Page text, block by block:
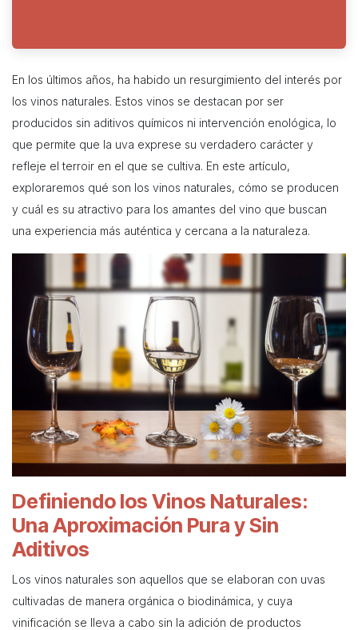
En los últimos años, ha habido un resurgimiento del interés por
los vinos naturales. Estos vinos se destacan por ser
producidos sin aditivos químicos ni intervención enológica, lo
que permite que la uva exprese su verdadero carácter y
refleje el terroir en el que se cultiva. En este artículo,
exploraremos qué son los vinos naturales, cómo se producen
y cuál es su atractivo para los amantes del vino que buscan
una experiencia más auténtica y cercana a la naturaleza.
Definiendo los Vinos Naturales:
Una Aproximación Pura y Sin
Aditivos
Los vinos naturales son aquellos que se elaboran con uvas
cultivadas de manera orgánica o biodinámica, y cuya
vinificación se lleva a cabo sin la adición de productos